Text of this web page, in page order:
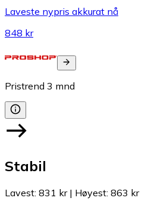
Laveste nypris akkurat nå
848 kr
Pristrend 3 mnd
Stabil
Lavest: 831 kr| Høyest: 863 kr